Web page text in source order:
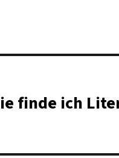
finde ich